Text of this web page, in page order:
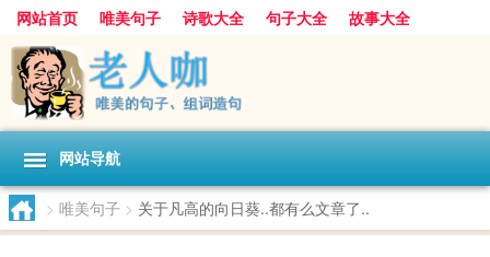
网站首页 唯美句子 诗歌大全 句子大全
故事大全
人生感悟
其他美文 美文欣赏
感人故事
句子分类
网站导航
> 唯美句子 > 关于凡高的向日葵..都有么文章了..